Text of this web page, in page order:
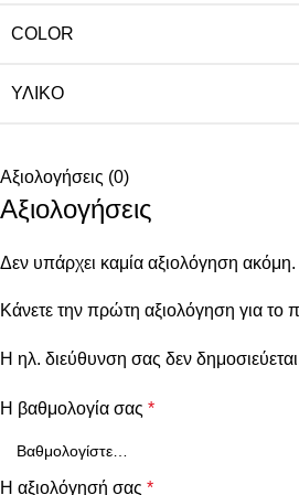
COLOR
ΥΛΙΚΌ
Αξιολογήσεις (0)
Αξιολογήσεις
Δεν υπάρχει καμία αξιολόγηση ακόμη.
Κάνετε την πρώτη αξιολόγηση για
Η ηλ. διεύθυνση σας δεν
Η βαθμολογία σας *
Η αξιολόγησή σας *